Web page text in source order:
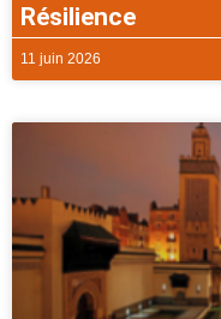
Résilience
11 juin 2026